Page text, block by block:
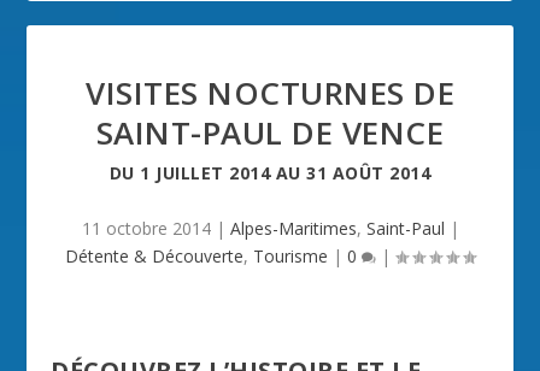
VISITES NOCTURNES DE
SAINT-PAUL DE VENCE
DU 1 JUILLET 2014AU31 AOÛT 2014
11 octobre 2014| Alpes-Maritimes, Saint-Paul |
Détente & Découverte, Tourisme | 0 |